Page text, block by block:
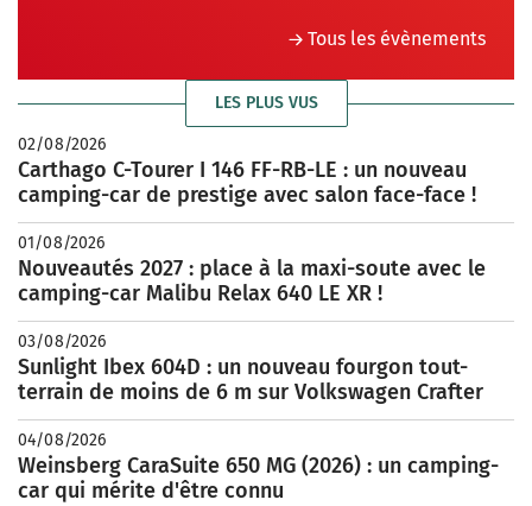
Tous les évènements
LES PLUS VUS
02/08/2026
Carthago C-Tourer I 146 FF-RB-LE : un nouveau
camping-car de prestige avec salon face-face !
01/08/2026
Nouveautés 2027 : place à la maxi-soute avec le
camping-car Malibu Relax 640 LE XR !
03/08/2026
Sunlight Ibex 604D : un nouveau fourgon tout-
terrain de moins de 6 m sur Volkswagen Crafter
04/08/2026
Weinsberg CaraSuite 650 MG (2026) : un camping-
car qui mérite d'être connu